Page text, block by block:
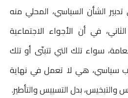
الشأن السياسي، المحلي منه
في أن الأجواء الاجتماعية
سواء تلك التي تتبنّى أو تلك
سياسي، هي لا تعمل في نهاية
بدل التسييس والتأطير.